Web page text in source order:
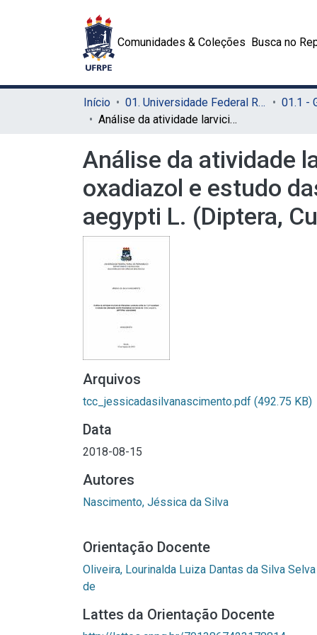
Comunidades & Coleções Busca no
Início 01. Universidade Federal Rural de Pernambuco - UFRPE (Sede) 01.1 -
Análise da atividade larvicida de hidrazidas contendo anéis do 1,2,4-oxadiazol e estudo das alterações morfo-histológicas em larvas de Aedes aegypti L. (Diptera, Culicidae)
Análise da atividade
oxadiazol e estudo
aegypti L. (Diptera,
Arquivos
tcc_jessicadasilvanascimento.pdf (492.75 KB)
Data
2018-08-15
Autores
Nascimento, Jéssica da Silva
Orientação Docente
Oliveira, Lourinalda Luiza Dantas da Silva Selva
de
Lattes da Orientação Docente